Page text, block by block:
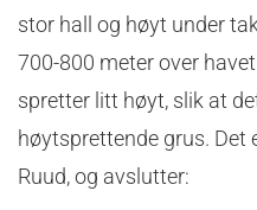
stor hall og høyt under
700-800 meter over
spretter litt høyt, slik at
høytsprettende grus. Det
Ruud, og avslutter: